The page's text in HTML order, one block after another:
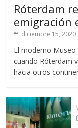
Róterdam
emigración
diciembre 15, 2020
El moderno Museo
cuando Róterdam
hacia otros